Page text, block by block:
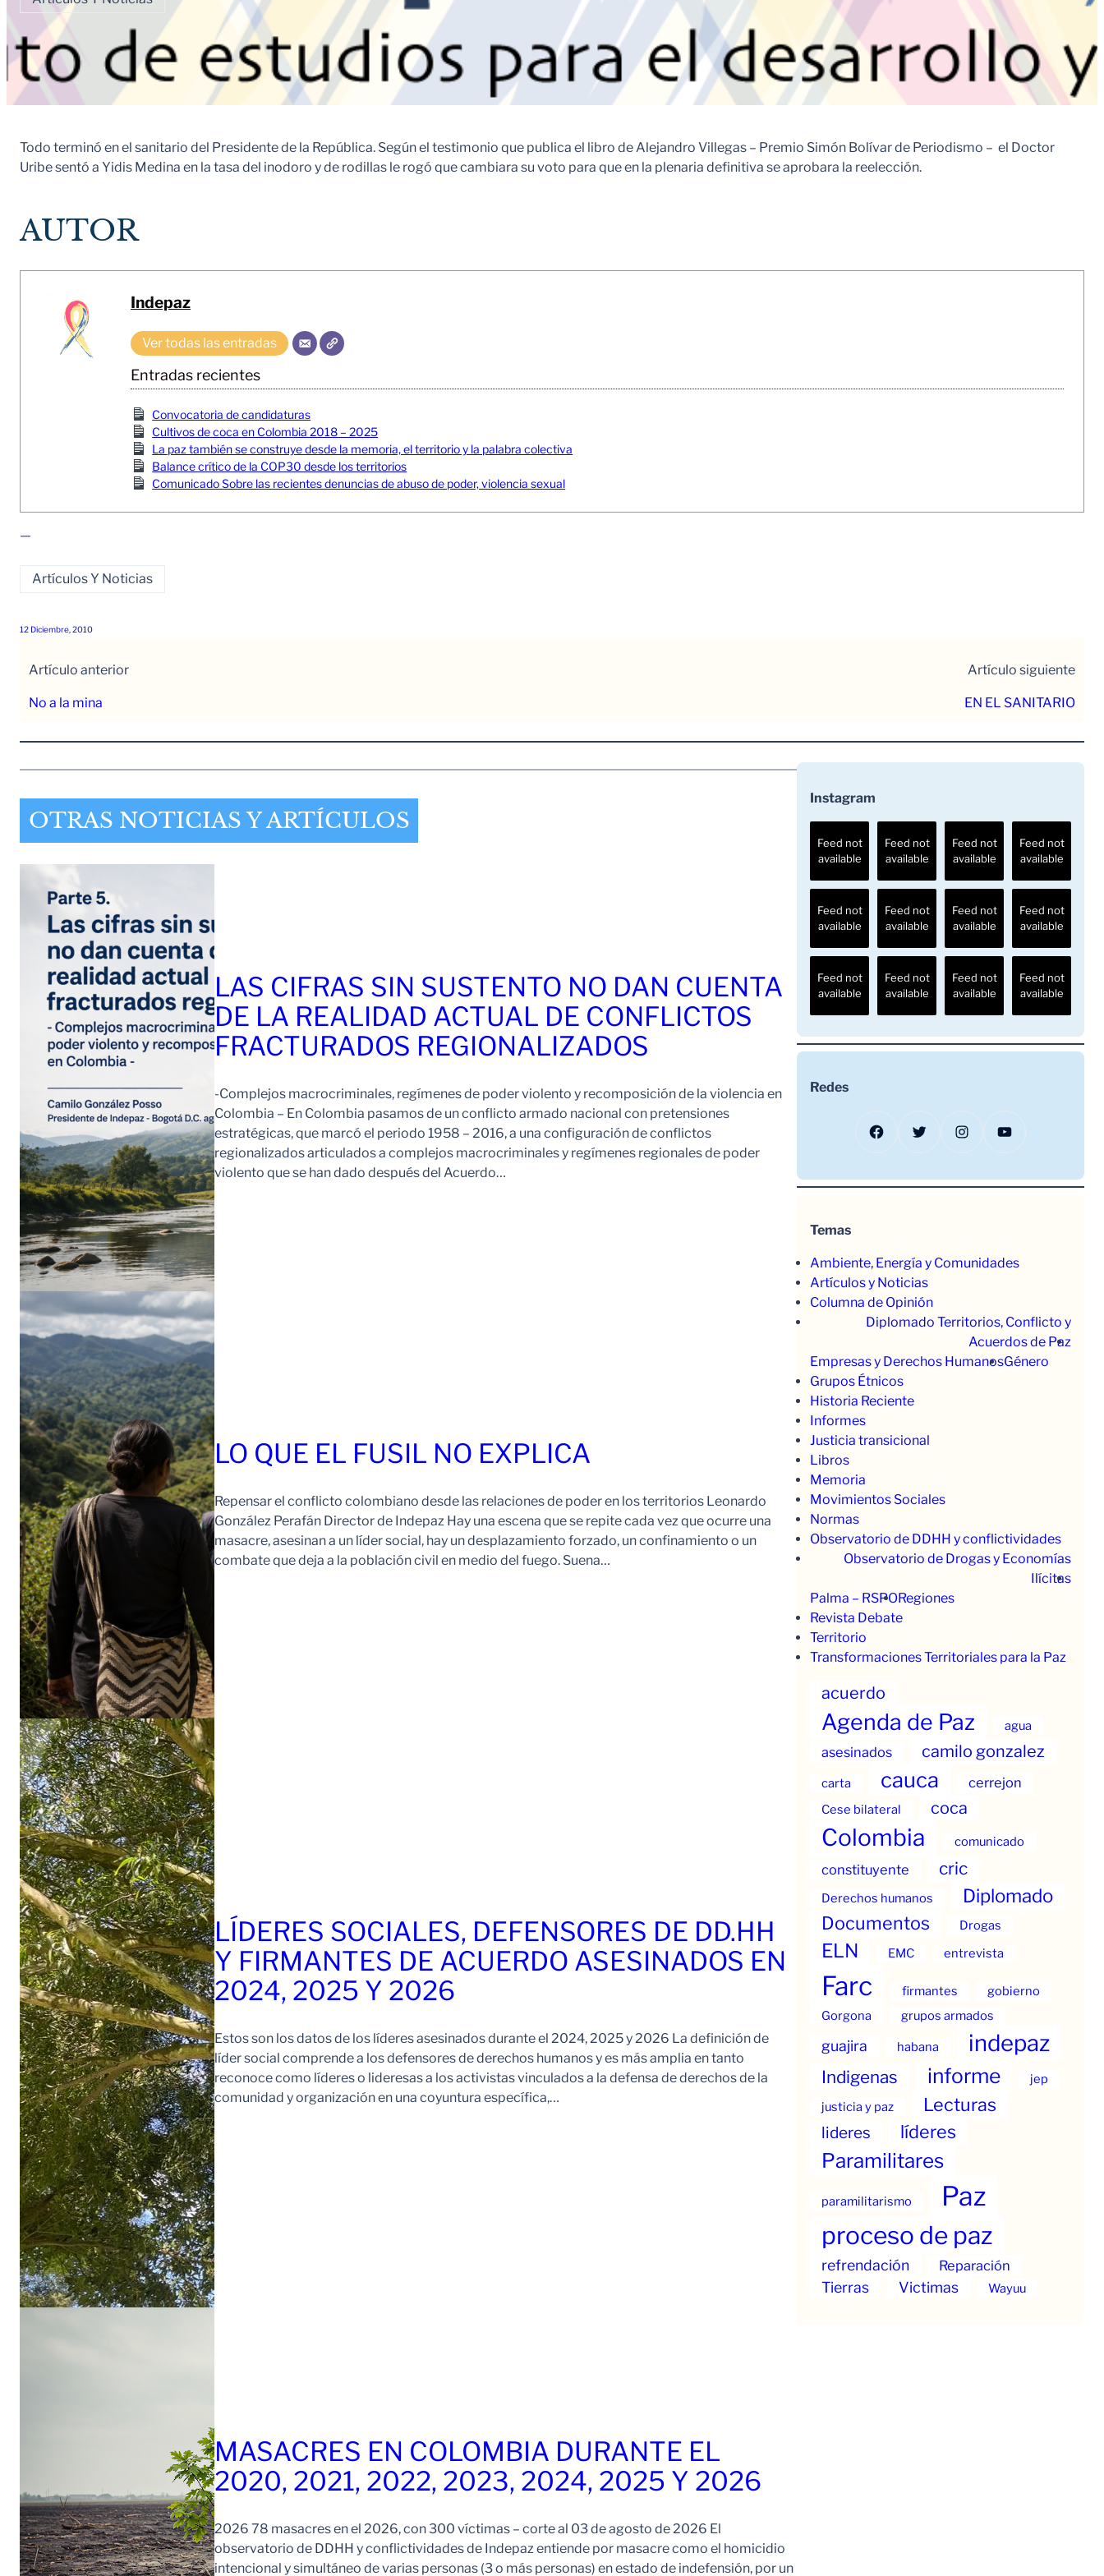
Todo terminó en el sanitario del Presidente de la República. Según el testimonio que publica el libro de Alejandro Villegas – Premio Simón Bolívar de Periodismo – el Doctor
Uribe sentó a Yidis Medina en la tasa del inodoro y de rodillas le rogó que cambiara su voto para que en la plenaria definitiva se aprobara la reelección.
AUTOR
Indepaz
Ver todas las entradas
Entradas recientes
Convocatoria de candidaturas
Cultivos de coca en Colombia 2018 – 2025
La paz también se construye desde la memoria, el territorio y la palabra colectiva
Balance crítico de la COP30 desde los territorios
Comunicado Sobre las recientes denuncias de abuso de poder, violencia sexual
—
Artículos Y Noticias
12 Diciembre, 2010
Artículo anterior
No a la mina
Artículo siguiente
EN EL SANITARIO
OTRAS NOTICIAS Y ARTÍCULOS
LAS CIFRAS SIN SUSTENTO NO DAN CUENTA
DE LA REALIDAD ACTUAL DE CONFLICTOS
FRACTURADOS REGIONALIZADOS
-Complejos macrocriminales, regímenes de poder violento y recomposición de la violencia en
Colombia – En Colombia pasamos de un conflicto armado nacional con pretensiones
estratégicas, que marcó el periodo 1958 – 2016, a una configuración de conflictos
regionalizados articulados a complejos macrocriminales y regímenes regionales de poder
violento que se han dado después del Acuerdo…
LO QUE EL FUSIL NO EXPLICA
Repensar el conflicto colombiano desde las relaciones de poder en los territorios Leonardo
González Perafán Director de Indepaz Hay una escena que se repite cada vez que ocurre una
masacre, asesinan a un líder social, hay un desplazamiento forzado, un confinamiento o un
combate que deja a la población civil en medio del fuego. Suena…
LÍDERES SOCIALES, DEFENSORES DE DD.HH
Y FIRMANTES DE ACUERDO ASESINADOS EN
2024, 2025 Y 2026
Estos son los datos de los líderes asesinados durante el 2024, 2025 y 2026 La definición de
líder social comprende a los defensores de derechos humanos y es más amplia en tanto
reconoce como líderes o lideresas a los activistas vinculados a la defensa de derechos de la
comunidad y organización en una coyuntura específica,…
MASACRES EN COLOMBIA DURANTE EL
2020, 2021, 2022, 2023, 2024, 2025 Y 2026
2026 78 masacres en el 2026, con 300 víctimas – corte al 03 de agosto de 2026 El
observatorio de DDHH y conflictividades de Indepaz entiende por masacre como el homicidio
intencional y simultáneo de varias personas (3 o más personas) en estado de indefensión, por un
Instagram
Feed not
available
Feed not
available
Feed not
available
Feed not
available
Feed not
available
Feed not
available
Feed not
available
Feed not
available
Feed not
available
Feed not
available
Feed not
available
Feed not
available
Redes
Facebook Twitter Instagram YouTube
Temas
Ambiente, Energía y Comunidades
Artículos y Noticias
Columna de Opinión
Diplomado Territorios, Conflicto y
Acuerdos de Paz
Empresas y Derechos HumanosGénero
Grupos Étnicos
Historia Reciente
Informes
Justicia transicional
Libros
Memoria
Movimientos Sociales
Normas
Observatorio de DDHH y conflictividades
Observatorio de Drogas y Economías
Ilícitas
Palma – RSPORegiones
Revista Debate
Territorio
Transformaciones Territoriales para la Paz
acuerdo
Agenda de Paz agua
asesinados camilo gonzalez
carta cauca cerrejon
Cese bilateral coca
Colombia comunicado
constituyente cric
Derechos humanos Diplomado
Documentos Drogas
ELN EMC entrevista
Farc firmantes
gobierno
Gorgona
grupos armados
guajira habana indepaz
Indigenas informe
jep
justicia y paz
Lecturas
lideres líderes
Paramilitares
paramilitarismo Paz
proceso de paz
refrendación Reparación
Tierras Victimas Wayuu